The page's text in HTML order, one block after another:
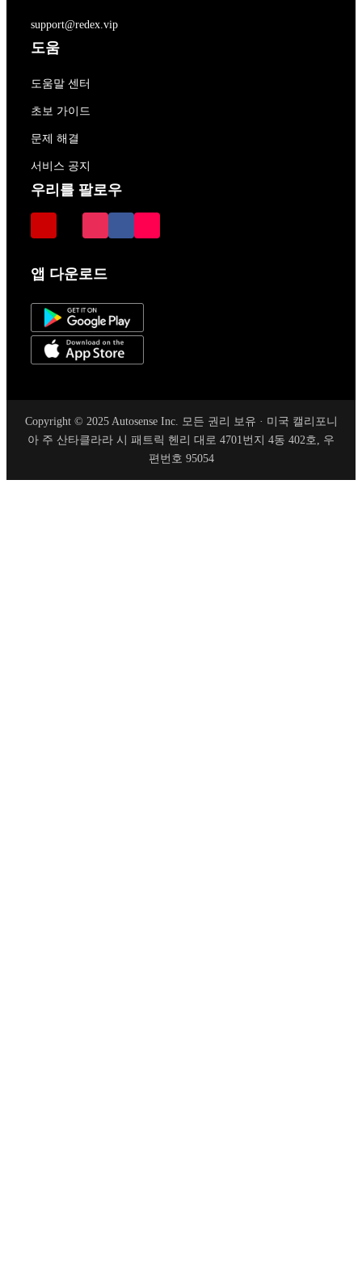
support@redex.vip
도움
도움말 센터
초보 가이드
문제 해결
서비스 공지
우리를 팔로우
앱 다운로드
Copyright © 2025 Autosense Inc. 모든 권리 보유 · 미국 캘리포니
아 주 산타클라라 시 패트릭 헨리 대로 4701번지 4동 402호, 우
편번호 95054